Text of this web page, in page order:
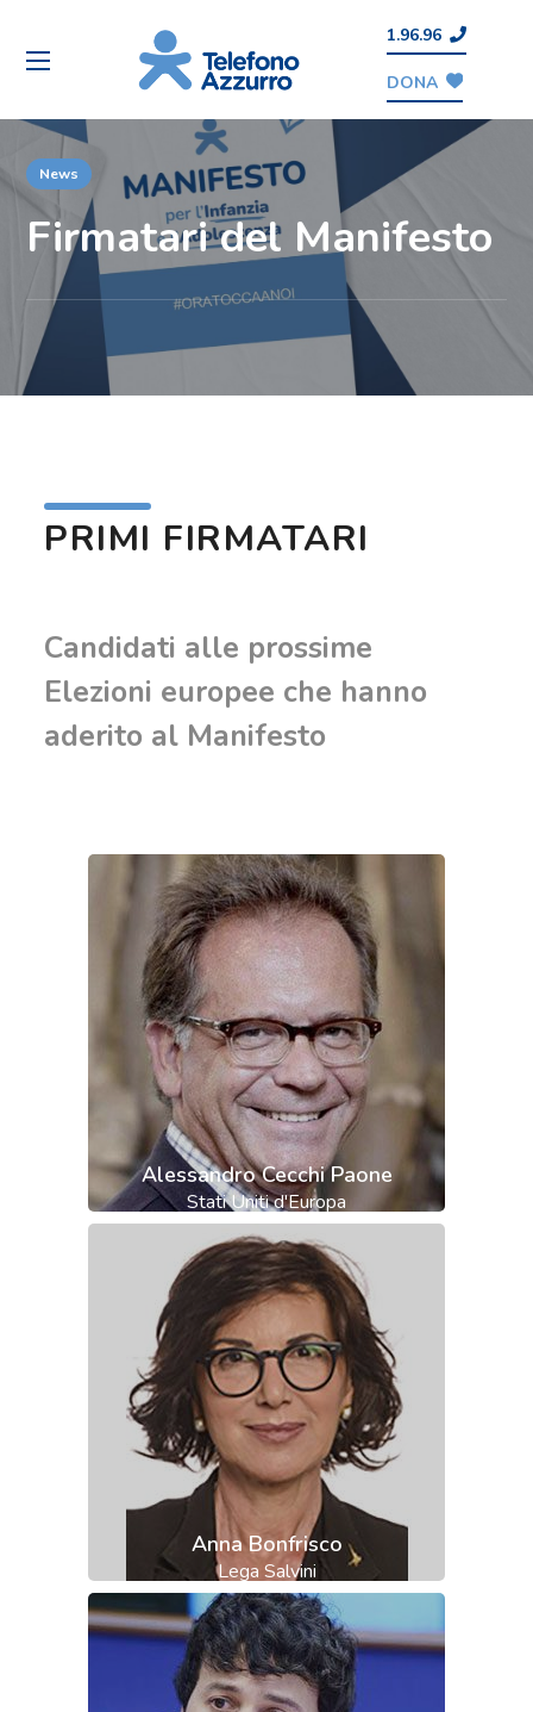
1.96.96
DONA
News
Firmatari del Manifesto
PRIMI FIRMATARI
Candidati alle prossime
Elezioni europee che hanno
aderito al Manifesto
Alessandro Cecchi Paone
Stati Uniti d'Europa
Anna Bonfrisco
Lega Salvini